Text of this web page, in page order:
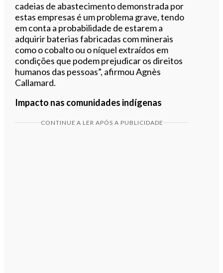
cadeias de abastecimento demonstrada por
estas empresas é um problema grave, tendo
em conta a probabilidade de estarem a
adquirir baterias fabricadas com minerais
como o cobalto ou o níquel extraídos em
condições que podem prejudicar os direitos
humanos das pessoas”, afirmou Agnès
Callamard.
Impacto nas comunidades indígenas
CONTINUE A LER APÓS A PUBLICIDADE